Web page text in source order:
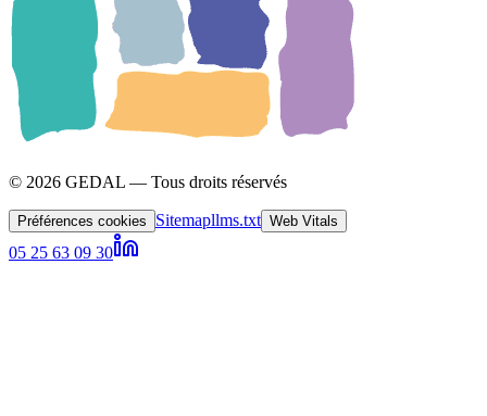
© 2026 GEDAL — Tous droits réservés
Préférences cookies Sitemapllms.txt Web Vitals
05 25 63 09 30